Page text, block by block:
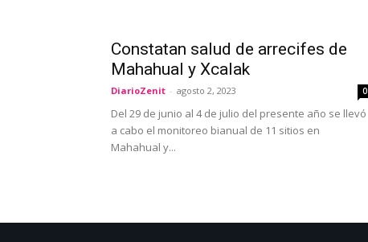
Constatan salud de arrecifes de
Mahahual y Xcalak
DiarioZenit - agosto 2, 2023 0
Del 29 de junio al 4 de julio del presente año se llevó
a cabo el monitoreo bianual de 11 sitios en
Mahahual y...